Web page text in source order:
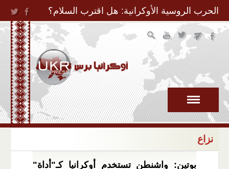
Jump to Navigation
الحرب الروسية الأوكرانية: هل اقترب السلام؟
نزاع
بوتين: واشنطن تستخدم أوكرانيا كـ"أداة"